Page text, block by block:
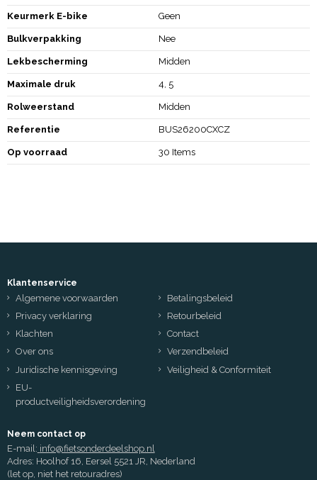
Keurmerk E-bike Geen
Bulkverpakking Nee
Lekbescherming Midden
Maximale druk 4, 5
Rolweerstand Midden
Referentie BUS26200CXCZ
Op voorraad 30 Items
Klantenservice
Algemene voorwaarden
Betalingsbeleid
Privacy verklaring
Retourbeleid
Klachten
Contact
Over ons
Verzendbeleid
Juridische kennisgeving
Veiligheid & Conformiteit
EU-
productveiligheidsverordening
Neem contact op
E-mail: info@fietsonderdeelshop.nl
Adres: Hoolhof 16, Eersel 5521 JR, Nederland
(let op, niet het retouradres)